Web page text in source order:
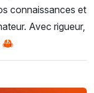
connaissances et
Avec rigueur,
🦀